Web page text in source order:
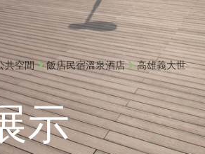
共空間 飯店民宿溫泉酒店
高雄義大世
示